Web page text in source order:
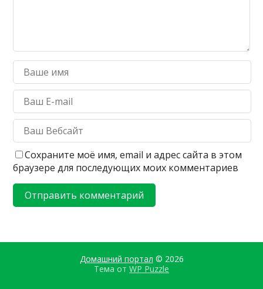
Сохраните моё имя, email и адрес сайта в этом
браузере для последующих моих комментариев
Домашний портал © 2026
Тема от WP Puzzle